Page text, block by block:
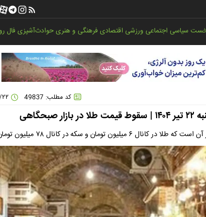
سیاسی اجتماعی ورزشی اقتصادیفرهنگی و هنریحوادثآشپزیفال
کد مطلب: 49837
و سکه در کانال ۷۸ میلیون تومان قرار دارد.